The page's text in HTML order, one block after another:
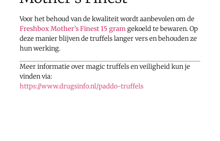
Voor het behoud van de kwaliteit wordt aanbevolen om de
Freshbox Mother’s Finest 15 gramgekoeld te bewaren. Op
deze manier blijven de truffels langer vers en behouden ze
hun werking.
Meer informatie over magic truffels en veiligheid kun je
vinden via:
https://www.drugsinfo.nl/paddo-truffels